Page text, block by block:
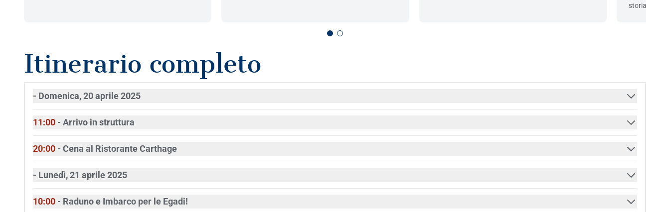
storia.
Itinerario completo
- Domenica, 20 aprile 2025
11:00 - Arrivo in struttura
20:00 - Cena al Ristorante Carthage
- Lunedì, 21 aprile 2025
10:00 - Raduno e Imbarco per le Egadi!